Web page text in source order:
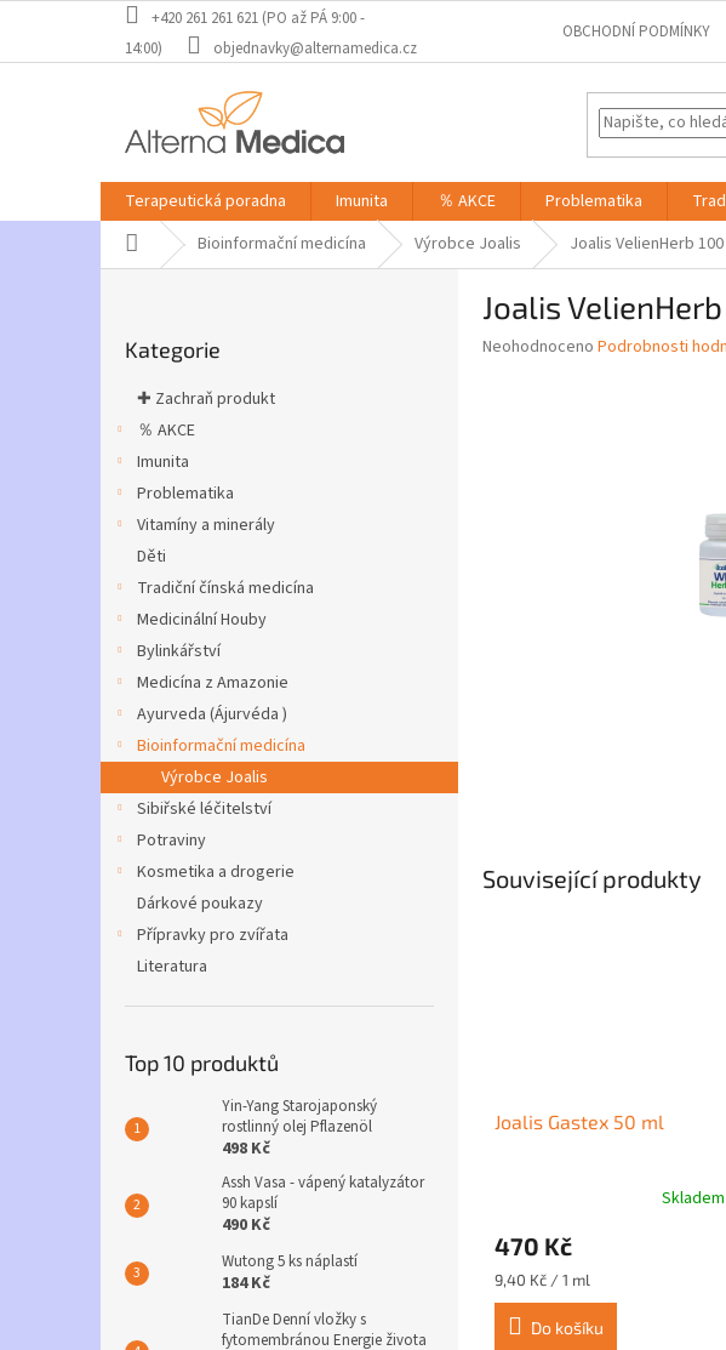
obsah
+420 261 261 621 (PO až PÁ 9:00 -
14:00)
objednavky@alternamedica.cz
OBCHODNÍ PODMÍNKY
Terapeutická poradna Imunita ％ AKCE Problematika
Domů Bioinformační medicína Výrobce Joalis Joalis VelienHerb
kategorie
Kategorie
✚ Zachraň produkt
％ AKCE
Imunita
Problematika
Vitamíny a minerály
Děti
Tradiční čínská medicína
Medicinální Houby
Bylinkářství
Medicína z Amazonie
Ayurveda (Ájurvéda )
Bioinformační medicína
Výrobce Joalis
Sibiřské léčitelství
Potraviny
Kosmetika a drogerie
Dárkové poukazy
Přípravky pro zvířata
Literatura
Top 10 produktů
Yin-Yang Starojaponský
rostlinný olej Pflazenöl
498 Kč
Assh Vasa - vápený katalyzátor
90 kapslí
490 Kč
Wutong 5 ks náplastí
184 Kč
TianDe Denní vložky s
fytomembránou Energie života
Joalis
Průměrné
Neohodnoceno Podrobnosti
Související produkty
Joalis Gastex 50 ml
Skladem
470 Kč
Měrná
cena:
9,40 Kč / 1 ml
Do košíku